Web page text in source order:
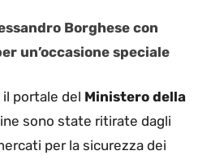
Borghese con
un’occasione speciale
portale del Ministero della
sono state ritirate dagli
per la sicurezza dei